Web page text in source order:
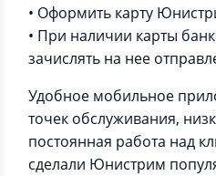
• Оформить карту
• При наличии карты
зачислять на нее
Удобное мобильное
точек обслуживания,
постоянная работа над
сделали Юнистрим